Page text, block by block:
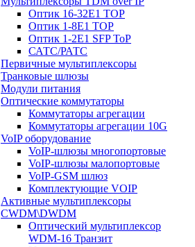
Оптик 16-32E1 TOP
Оптик 1-8E1 TOP
Оптик 1-2E1 SFP ToP
САТС/РАТС
Первичные мультиплексоры
Транковые шлюзы
Модули питания
Оптические коммутаторы
Коммутаторы агрегации
Коммутаторы агрегации 10G
VoIP оборудование
VoIP-шлюзы многопортовые
VoIP-шлюзы малопортовые
VoIP-GSM шлюз
Комплектующие VOIP
Активные мультиплексоры
CWDM\DWDM
Оптический мультиплексор
WDM-16 Транзит